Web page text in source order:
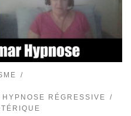
HYPNOSE RÉGRESSIVE